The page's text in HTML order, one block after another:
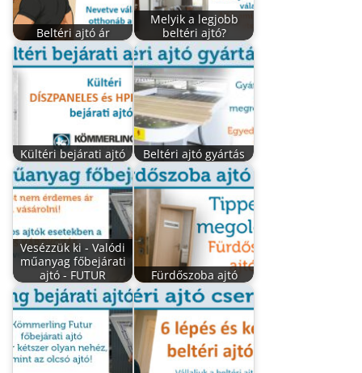
Beltéri ajtó ár
Melyik a legjobb
beltéri ajtó?
Kültéri bejárati ajtó Beltéri ajtó gyártás
Vesézzük ki - Valódi
műanyag főbejárati
ajtó - FUTUR
Fürdőszoba ajtó